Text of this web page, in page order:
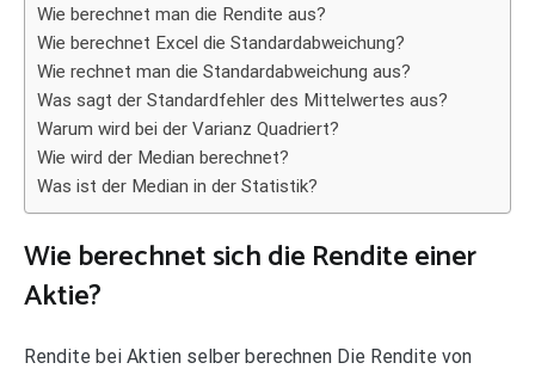
Wie berechnet man die Rendite aus?
Wie berechnet Excel die Standardabweichung?
Wie rechnet man die Standardabweichung aus?
Was sagt der Standardfehler des Mittelwertes aus?
Warum wird bei der Varianz Quadriert?
Wie wird der Median berechnet?
Was ist der Median in der Statistik?
Wie berechnet sich die Rendite einer
Aktie?
Rendite bei Aktien selber berechnen Die Rendite von